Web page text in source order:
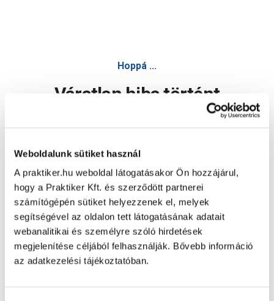
Weboldalunk sütiket használ
A praktiker.hu weboldal látogatásakor Ön hozzájárul,
hogy a Praktiker Kft. és szerződött partnerei
számítógépén sütiket helyezzenek el, melyek
segítségével az oldalon tett látogatásának adatait
webanalitikai és személyre szóló hirdetések
megjelenítése céljából felhasználják. Bővebb információ
az adatkezelési tájékoztatóban.
Hoppá ...
Váratlan hiba történt
Oldal újratöltése